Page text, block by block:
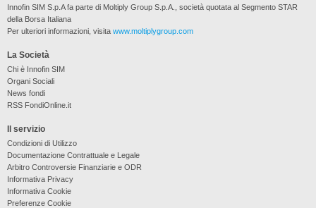
La Società
Chi è Innofin SIM
Organi Sociali
News fondi
RSS FondiOnline.it
Il servizio
Condizioni di Utilizzo
Documentazione Contrattuale e Legale
Arbitro Controversie Finanziarie e ODR
Informativa Privacy
Informativa Cookie
Preferenze Cookie
Innofin SIM S.p.A fa parte di Moltiply Group S.p.A., società quotata al Segmento STAR
della Borsa Italiana
Per ulteriori informazioni, visita www.moltiplygroup.com